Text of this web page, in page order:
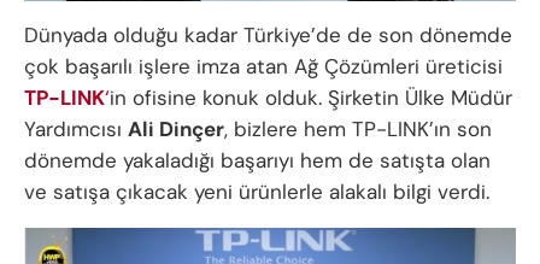
Dünyada olduğu kadar Türkiye’de de son dönemde
çok başarılı işlere imza atan Ağ Çözümleri üreticisi
TP-LINK‘in ofisine konuk olduk. Şirketin Ülke Müdür
Yardımcısı Ali Dinçer, bizlere hem TP-LINK’ın son
dönemde yakaladığı başarıyı hem de satışta olan
ve satışa çıkacak yeni ürünlerle alakalı bilgi verdi.